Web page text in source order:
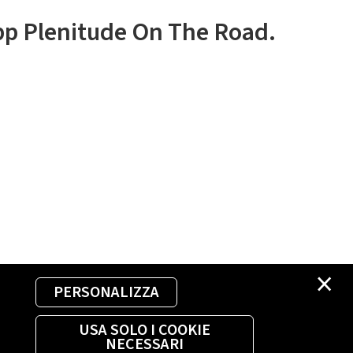
×
PERSONALIZZA
USA SOLO I COOKIE
NECESSARI
Plenitude On The Road.